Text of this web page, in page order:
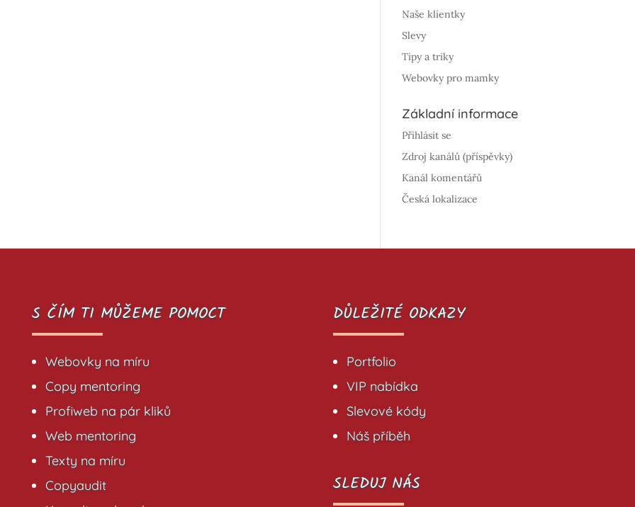
Naše klientky
Slevy
Tipy a triky
Webovky pro mamky
Základní informace
Přihlásit se
Zdroj kanálů (příspěvky)
Kanál komentářů
Česká lokalizace
S ČÍM TI MŮŽEME POMOCT
Webovky na míru
Copy mentoring
Profiweb na pár kliků
Web mentoring
Texty na míru
Copyaudit
DŮLEŽITÉ ODKAZY
Portfolio
VIP nabídka
Slevové kódy
Náš příběh
SLEDUJ NÁS